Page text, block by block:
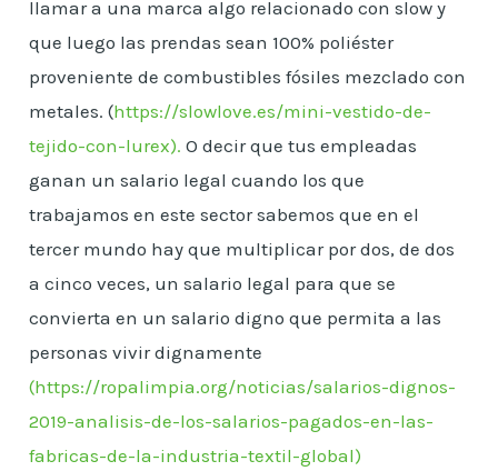
llamar a una marca algo relacionado con slow y
que luego las prendas sean 100% poliéster
proveniente de combustibles fósiles mezclado con
metales. (https://slowlove.es/mini-vestido-de-
tejido-con-lurex). O decir que tus empleadas
ganan un salario legal cuando los que
trabajamos en este sector sabemos que en el
tercer mundo hay que multiplicar por dos, de dos
a cinco veces, un salario legal para que se
convierta en un salario digno que permita a las
personas vivir dignamente
(https://ropalimpia.org/noticias/salarios-dignos-
2019-analisis-de-los-salarios-pagados-en-las-
fabricas-de-la-industria-textil-global)